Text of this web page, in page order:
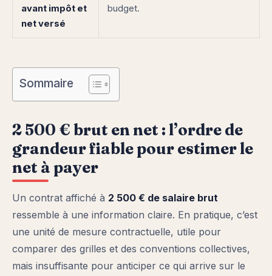
avant impôt et
net versé
budget.
Sommaire
2 500 € brut en net : l’ordre de
grandeur fiable pour estimer le
net à payer
Un contrat affiché à 2 500 € de salaire brut
ressemble à une information claire. En pratique, c’est
une unité de mesure contractuelle, utile pour
comparer des grilles et des conventions collectives,
mais insuffisante pour anticiper ce qui arrive sur le